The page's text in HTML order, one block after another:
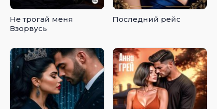
Не трогай меня
Взорвусь
Последний рейс